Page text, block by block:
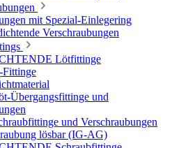
mit Spezial-Einlegering
Verschraubungen
Lötfittinge
Übergangsfittinge und
und Verschraubungen
lösbar (IG-AG)